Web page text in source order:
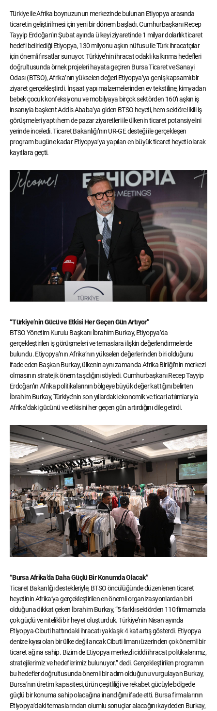
Türkiye ile Afrika boynuzunun merkezinde bulunan Etiyopya arasında
ticaretin geliştirilmesi için yeni bir dönem başladı. Cumhurbaşkanı Recep
Tayyip Erdoğan’ın Şubat ayında ülkeyi ziyaretinde 1 milyar dolarlık ticaret
hedefi belirlediği Etiyopya, 130 milyonu aşkın nüfusu ile Türk ihracatçılar
için önemli fırsatlar sunuyor. Türkiye’nin ihracat odaklı kalkınma hedefleri
doğrultusunda örnek projeleri hayata geçiren Bursa Ticaret ve Sanayi
Odası (BTSO), Afrika’nın yükselen değeri Etiyopya’ya geniş kapsamlı bir
ziyaret gerçekleştirdi. İnşaat yapı malzemelerinden ev tekstiline, kimyadan
bebek çocuk konfeksiyonu ve mobilyaya birçok sektörden 160’ı aşkın iş
insanıyla başkent Addis Ababa’ya giden BTSO heyeti, hem sektörel ikili iş
görüşmeleri yaptı hem de pazar ziyaretleri ile ülkenin ticaret potansiyelini
yerinde inceledi. Ticaret Bakanlığı’nın UR-GE desteği ile gerçekleşen
program bugüne kadar Etiyopya’ya yapılan en büyük ticaret heyeti olarak
kayıtlara geçti.
“Türkiye’nin Gücü ve Etkisi Her Geçen Gün Artıyor”
BTSO Yönetim Kurulu Başkanı İbrahim Burkay, Etiyopya’da
gerçekleştirilen iş görüşmeleri ve temaslara ilişkin değerlendirmelerde
bulundu. Etiyopya’nın Afrika’nın yükselen değerlerinden biri olduğunu
ifade eden Başkan Burkay, ülkenin aynı zamanda Afrika Birliği’nin merkezi
olmasının stratejik önem taşıdığını söyledi. Cumhurbaşkanı Recep Tayyip
Erdoğan’ın Afrika politikalarının bölgeye büyük değer kattığını belirten
İbrahim Burkay, Türkiye’nin son yıllardaki ekonomik ve ticari atılımlarıyla
Afrika’daki gücünü ve etkisini her geçen gün artırdığını dile getirdi.
“Bursa Afrika’da Daha Güçlü Bir Konumda Olacak”
Ticaret Bakanlığı destekleriyle, BTSO öncülüğünde düzenlenen ticaret
heyetinin Afrika’ya gerçekleştirilen en önemli organizasyonlardan biri
olduğuna dikkat çeken İbrahim Burkay, “5 farklı sektörden 110 firmamızla
çok güçlü ve nitelikli bir heyet oluşturduk. Türkiye’nin Nisan ayında
Etiyopya-Cibuti hattındaki ihracatı yaklaşık 4 kat artış gösterdi. Etiyopya
denize kıyısı olan bir ülke değil ancak Cibuti limanı üzerinden çok önemli bir
ticaret ağına sahip. Bizim de Etiyopya merkezli ciddi ihracat politikalarımız,
stratejilerimiz ve hedeflerimiz bulunuyor.” dedi. Gerçekleştirilen programın
bu hedefler doğrultusunda önemli bir adım olduğunu vurgulayan Burkay,
Bursa’nın üretim kapasitesi, ürün çeşitliliği ve rekabet gücüyle bölgede
güçlü bir konuma sahip olacağına inandığını ifade etti. Bursa firmalarının
Etiyopya’daki temaslarından olumlu sonuçlar alacağını kaydeden Burkay,